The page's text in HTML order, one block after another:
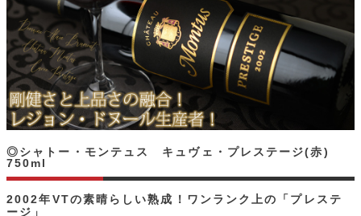
2002年VTの素晴らしい熟成！ワンランク上の「プレステ
ージ」
◎シャトー・モンテュス キュヴェ・プレステージ(赤)
750ml